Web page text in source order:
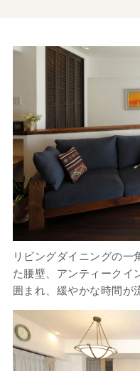
リビングダイニングの一
た腰壁、アンティークイ
囲まれ、緩やかな時間が